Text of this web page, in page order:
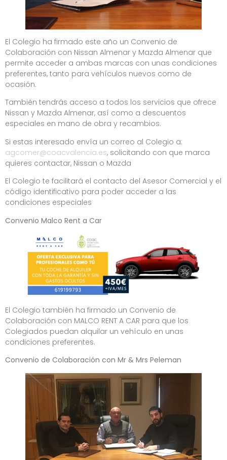
El Colegio ha firmado este año un Convenio de
Colaboración con Nissan Almenar y Mazda Almenar que
permite acceder a ambas marcas con unas condiciones
preferentes, tanto para vehículos nuevos como de
ocasión.
También tendrás acceso a todos los servicios que ofrece
Nissan y Mazda Almenar, así como a descuentos
especiales en mano de obra y recambios.
Si estas interesado envía un correo al Colegio a:
agcomer@coacvalencia.es, solicitando con que marca
quieres contactar, Nissan o Mazda
El Colegio te facilitará el contacto del Asesor Comercial y el
código identificativo para poder acceder a las
condiciones especiales
Convenio Malco Rent a Car
El Colegio también ha firmado un Convenio de
Colaboración con MALCO RENT A CAR para que los
Colegiados puedan alquilar un vehículo en unas
condiciones preferentes.
Convenio de Colaboración con Mr & Mrs Peleman